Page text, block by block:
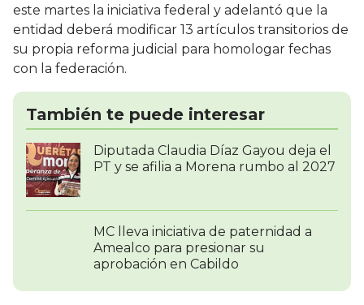
este martes la iniciativa federal y adelantó que la
entidad deberá modificar 13 artículos transitorios de
su propia reforma judicial para homologar fechas
con la federación.
También te puede interesar
Diputada Claudia Díaz Gayou deja el
PT y se afilia a Morena rumbo al 2027
MC lleva iniciativa de paternidad a
Amealco para presionar su
aprobación en Cabildo